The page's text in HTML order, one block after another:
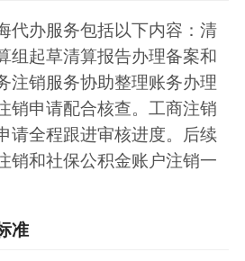
代办服务包括以下内容：清
组起草清算报告办理备案和
注销服务协助整理账务办理
销申请配合核查。工商注销
请全程跟进审核进度。后续
销和社保公积金账户注销一
准